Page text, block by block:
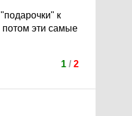
к
потом эти самые
1/ 2